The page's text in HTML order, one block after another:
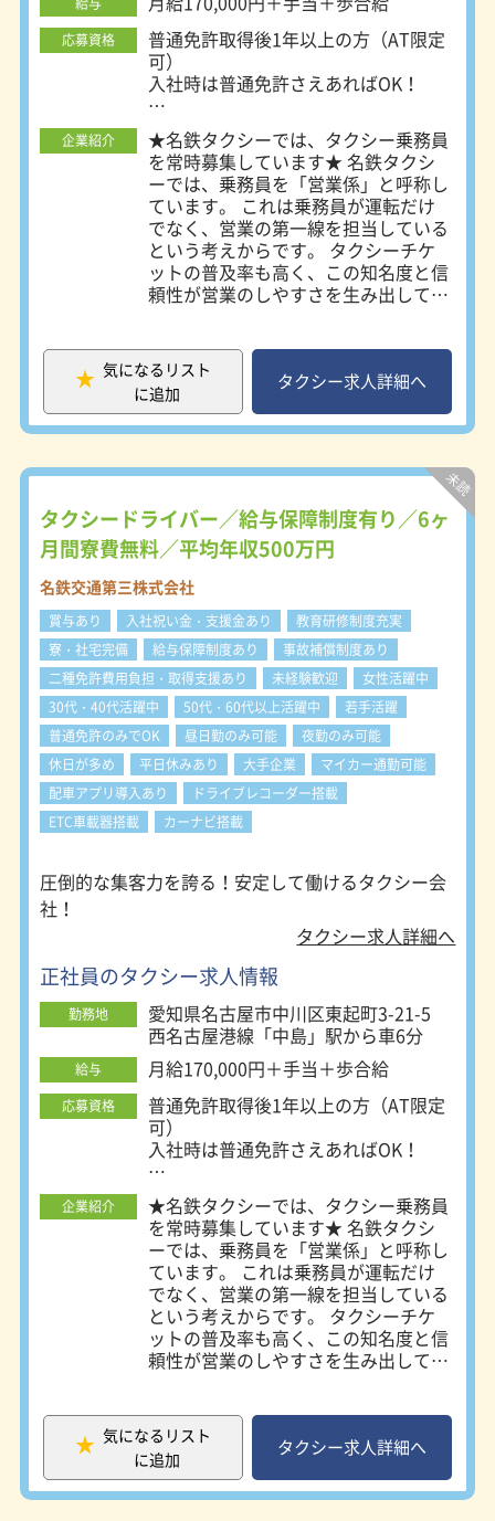
名古屋市内に6ヶ所の営業所を置いて
います。 ご自身が希望する勤務地が
選択できます。 ・名鉄交通第一株式
会社 所在地：名古屋市瑞穂区浮島町
5-1 ・名鉄交通第二株式会社 所在地：
名古屋市瑞穂区浮島町5-1 ・名鉄交通
第三株式会社 所在地：名古屋市中川
区東起町3-21-5 ・名鉄交通第四株式
会社 所在地：名古屋市西区あし原町
154 ・愛電交通株式会社 所在地：名
古屋市昭和区鶴舞2-7-9 ・名鉄名古屋
タクシー株式会社 所在地：名古屋市
中川区万場2-230 ※各営業所により若
干勤務時間等が異なります。詳細は会
す。 ※寮をご希望される場合は、原
則名鉄交通第一、又は名鉄交通第二で
のご案内になります。
応募資格
普通免許取得後1年以上の方（AT限定
可）
入社時は普通免許さえあればOK！
■未経験者積極採用中！
■性別・学歴一切不問
☆未経験でも稼いでいきたい方
☆歩合制でも安定した収入を得たい方
上記のような方も大歓迎です！
～こんな人が向いています～
・接客が好きな人
・人に感謝されるのが好きな人
・一人で仕事がしたい人
～あると良いスキル～
・道を覚えるのが得意
・売上などの目標管理ができる
企業紹介
★名鉄タクシーでは、タクシー乗務員
を常時募集しています★ 名鉄タクシ
ーでは、乗務員を「営業係」と呼称し
ています。 これは乗務員が運転だけ
でなく、営業の第一線を担当している
という考えからです。 タクシーチケ
ットの普及率も高く、この知名度と信
頼性が営業のしやすさを生み出してい
ます。 名鉄タクシーのブランド力を
発揮した営業ができます。 ●待機営
業 駅や病院、ホテルなどの待機場所
でお客様をお待ちします。 会社独自
す。 ●自動配車 配車システムで配車
先に一番近い車両にお迎え指示が入り
ます。 電話でのご注文に加え、最近
ではスマホ配車も増えています。 ●
貸切営業 事前に、時間貸運賃でご予
約をいただきます。 ●指名サービス
お客様から直接ご指名をいただきま
す。 名鉄タクシーのブランド力と営
業係の営業力がモノを言います。 ＜
勤務スタイル＞ 名鉄タクシーの勤務
体系は４つのスタイルに分かれていま
す。 勤務スタイルにより、勤務時
間、公休日、賃金、勤務地が異なりま
す。 ご自身の希望に合った勤務スタ
イル、勤務地を選択して下さい。 ・
隔日勤務 基本的な勤務スタイルで
す。 一回の勤務時間は長くなるもの
り稼いでしっかり休めます。 メリハ
リを持って働きたい方に人気です。
勤務スタイル。シフト制です。 ・夜
に勤務を固定した勤務スタイルです。
（日・月休み） ・昼勤務 朝から夕方
までの勤務。休みは月6～9日。タク
シー未経験の方におすすめです。 ＜
勤務地について＞ 名鉄タクシーは、
名古屋市内に6ヶ所の営業所を置いて
います。 ご自身が希望する勤務地が
選択できます。 ・名鉄交通第一株式
会社 所在地：名古屋市瑞穂区浮島町
5-1 ・名鉄交通第二株式会社 所在地：
名古屋市瑞穂区浮島町5-1 ・名鉄交通
第三株式会社 所在地：名古屋市中川
区東起町3-21-5 ・名鉄交通第四株式
会社 所在地：名古屋市西区あし原町
154 ・愛電交通株式会社 所在地：名
古屋市昭和区鶴舞2-7-9 ・名鉄名古屋
タクシー株式会社 所在地：名古屋市
中川区万場2-230 ※各営業所により若
干勤務時間等が異なります。詳細は会
す。 ※寮をご希望される場合は、原
則名鉄交通第一、又は名鉄交通第二で
のご案内になります。
気になるリスト
に追加
タクシー求人詳細へ
タクシードライバー／給与保障制度有り／6ヶ
月間寮費無料／平均年収500万円
名鉄交通第三株式会社
賞与あり 入社祝い金・支援金あり
教育研修制度充実
寮・社宅完備
給与保障制度あり
事故補償制度あり
二種免許費用負担・取得支援あり
未経験歓迎
女性活躍中
30代・40代活躍中
50代・60代以上活躍中
若手活躍
普通免許のみでOK
昼日勤のみ可能
夜勤のみ可能
休日が多め
平日休みあり 大手企業
マイカー通勤可能
配車アプリ導入あり
ドライブレコーダー搭載
ETC車載器搭載
カーナビ搭載
圧倒的な集客力を誇る！安定して働けるタクシー会
社！
タクシー求人詳細へ
正社員のタクシー求人情報
勤務地
愛知県名古屋市中川区東起町3-21-5
西名古屋港線「中島」駅から車6分
給与 月給170,000円＋手当＋歩合給
応募資格
普通免許取得後1年以上の方（AT限定
可）
入社時は普通免許さえあればOK！
■未経験者積極採用中！
■性別・学歴一切不問
☆未経験でも稼いでいきたい方
☆歩合制でも安定した収入を得たい方
上記のような方も大歓迎です！
～こんな人が向いています～
・接客が好きな人
・人に感謝されるのが好きな人
・一人で仕事がしたい人
～あると良いスキル～
・道を覚えるのが得意
企業紹介
★名鉄タクシーでは、タクシー乗務員
を常時募集しています★ 名鉄タクシ
ーでは、乗務員を「営業係」と呼称し
ています。 これは乗務員が運転だけ
でなく、営業の第一線を担当している
という考えからです。 タクシーチケ
ットの普及率も高く、この知名度と信
頼性が営業のしやすさを生み出してい
ます。 名鉄タクシーのブランド力を
発揮した営業ができます。 ●待機営
業 駅や病院、ホテルなどの待機場所
でお客様をお待ちします。 会社独自
気になるリスト
に追加
タクシー求人詳細へ